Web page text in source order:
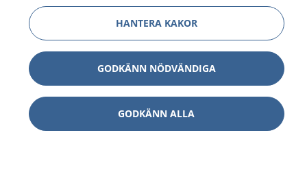
HANTERA KAKOR
GODKÄNN NÖDVÄNDIGA
GODKÄNN ALLA